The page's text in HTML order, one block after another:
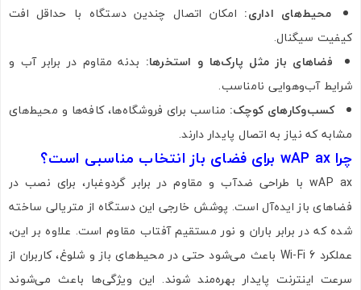
محیط‌های اداری: امکان اتصال چندین دستگاه با حداقل افت
کیفیت سیگنال.
فضاهای باز مثل پارک‌ها و استخرها: بدنه مقاوم در برابر آب و
شرایط آب‌وهوایی نامناسب.
کسب‌وکارهای کوچک: مناسب برای فروشگاه‌ها، کافه‌ها و محیط‌های
مشابه که نیاز به اتصال پایدار دارند.
چرا wAP ax برای فضای باز انتخاب مناسبی است؟
wAP ax با طراحی ضدآب و مقاوم در برابر گردوغبار، برای نصب در
فضاهای باز ایده‌آل است. پوشش خارجی این دستگاه از متریالی ساخته
شده که در برابر باران و نور مستقیم آفتاب مقاوم است. علاوه بر این،
عملکرد Wi-Fi 6 باعث می‌شود حتی در محیط‌های باز و شلوغ، کاربران از
سرعت اینترنت پایدار بهره‌مند شوند. این ویژگی‌ها باعث می‌شوند